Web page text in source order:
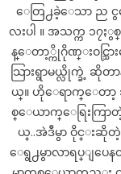
ေတြ႕ခဲ့ေသာ ည ငွ
လးပါ ။ အသက္က ၁
န္ေတာ့္ကိုဂိုဏ္းဝင္သြာ
သြားရွာမယ္လိုက္ခဲ့ ဆိုတ
ယ္။ ဟိုေရာက္ေတာ့
စ္ေယာက္ေရြးကြ
ယ္..အဲဒီမွာ ဝိုင္းဆို
ေရွ႕မွာလာရပ္ျပေ